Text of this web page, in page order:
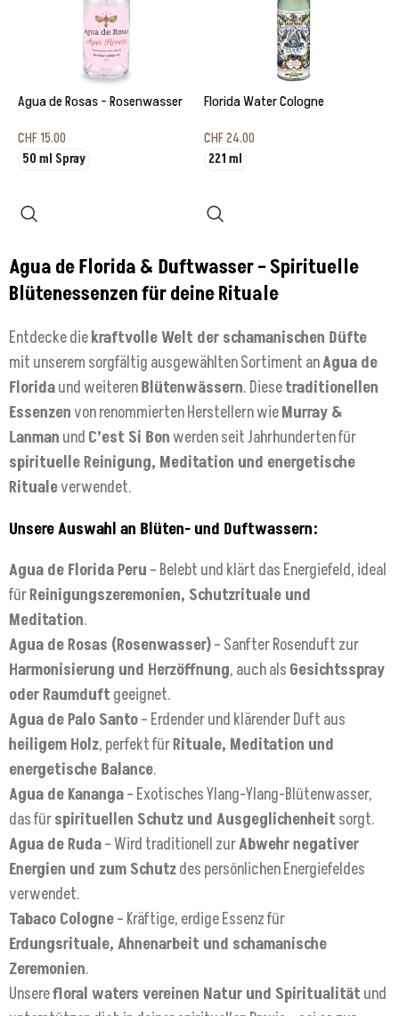
Agua de Rosas – Rosenwasser
CHF15.00
50 ml Spray
Florida Water Cologne
CHF24.00
221 ml
Agua de Florida & Duftwasser – Spirituelle
Blütenessenzen für deine Rituale
Entdecke diekraftvolle Welt der schamanischen Düfte
mit unserem sorgfältig ausgewählten Sortiment anAgua de
Floridaund weiterenBlütenwässern. Diesetraditionellen
Essenzenvon renommierten Herstellern wieMurray &
Lanman und C’est Si Bonwerden seit Jahrhunderten für
spirituelle Reinigung, Meditation und energetische
Ritualeverwendet.
Unsere Auswahl an Blüten- und Duftwassern:
Agua de Florida Peru – Belebt und klärt das Energiefeld, ideal
fürReinigungszeremonien, Schutzrituale und
Meditation.
Agua de Rosas (Rosenwasser)– Sanfter Rosenduft zur
Harmonisierung und Herzöffnung, auch als Gesichtsspray
oder Raumduftgeeignet.
Agua de Palo Santo– Erdender und klärender Duft aus
heiligem Holz, perfekt fürRituale, Meditation und
energetische Balance.
Agua de Kananga– Exotisches Ylang-Ylang-Blütenwasser,
das fürspirituellen Schutz und Ausgeglichenheitsorgt.
Agua de Ruda– Wird traditionell zurAbwehr negativer
Energien und zum Schutzdes persönlichen Energiefeldes
verwendet.
Tabaco Cologne– Kräftige, erdige Essenz für
Erdungsrituale, Ahnenarbeit und schamanische
Zeremonien.
Unserefloral waters vereinen Natur und Spiritualitätund